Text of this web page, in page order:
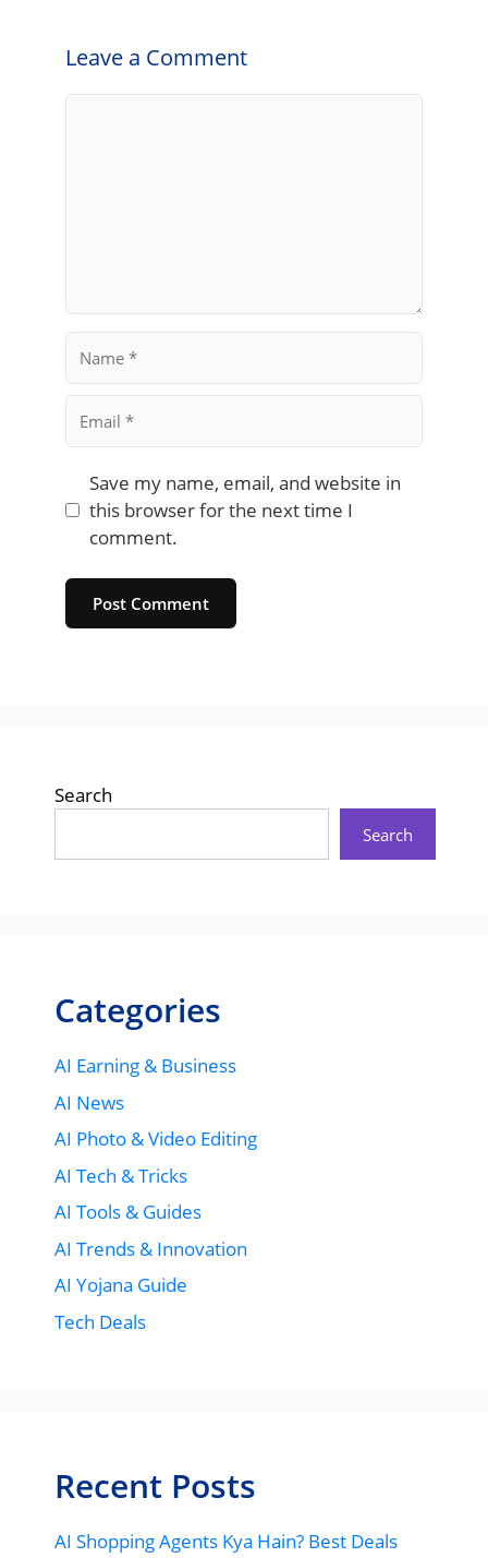
Leave a Comment
Save my name, email, and website in
this browser for the next time I
comment.
Website
Search
Search
Categories
AI Earning & Business
AI News
AI Photo & Video Editing
AI Tech & Tricks
AI Tools & Guides
AI Trends & Innovation
AI Yojana Guide
Tech Deals
Recent Posts
AI Shopping Agents Kya Hain? Best Deals